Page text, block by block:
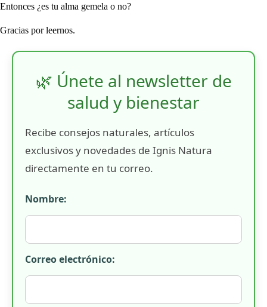
Entonces ¿es tu alma gemela o no?
Gracias por leernos.
🌿 Únete al newsletter de
salud y bienestar
Recibe consejos naturales, artículos
exclusivos y novedades de Ignis Natura
directamente en tu correo.
Nombre:
Correo electrónico: